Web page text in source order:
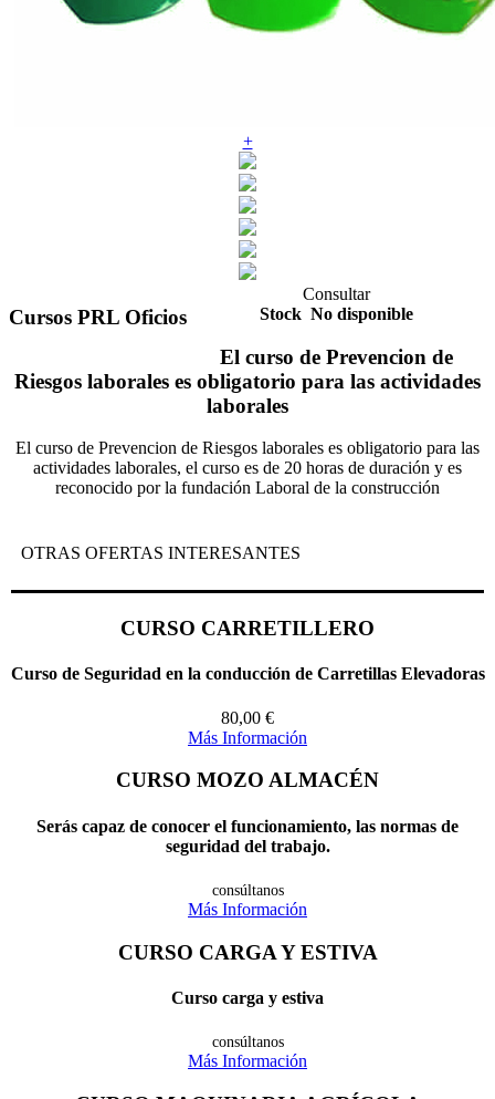
+
Cursos PRL Oficios
Consultar
Stock No disponible
El curso de Prevencion de
Riesgos laborales es obligatorio para las actividades
laborales
El curso de Prevencion de Riesgos laborales es obligatorio para las
actividades laborales, el curso es de 20 horas de duración y es
reconocido por la fundación Laboral de la construcción
OTRAS OFERTAS INTERESANTES
CURSO CARRETILLERO
Curso de Seguridad en la conducción de Carretillas Elevadoras
80,00 €
Más Información
CURSO MOZO ALMACÉN
Serás capaz de conocer el funcionamiento, las normas de
seguridad del trabajo.
consúltanos
Más Información
CURSO CARGA Y ESTIVA
Curso carga y estiva
consúltanos
Más Información